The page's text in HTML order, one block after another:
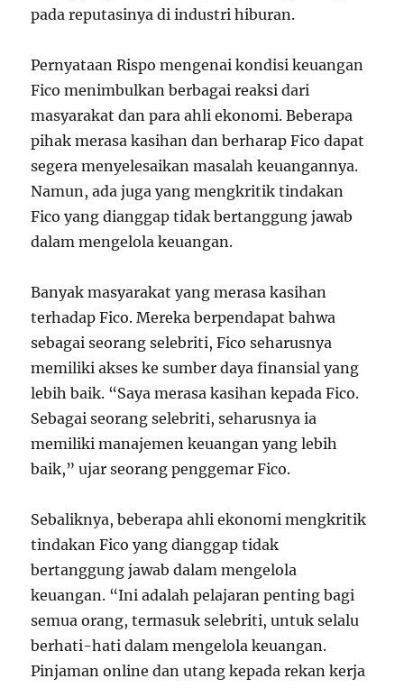
pada reputasinya di industri hiburan.
Pernyataan Rispo mengenai kondisi keuangan
Fico menimbulkan berbagai reaksi dari
masyarakat dan para ahli ekonomi. Beberapa
pihak merasa kasihan dan berharap Fico dapat
segera menyelesaikan masalah keuangannya.
Namun, ada juga yang mengkritik tindakan
Fico yang dianggap tidak bertanggung jawab
dalam mengelola keuangan.
Banyak masyarakat yang merasa kasihan
terhadap Fico. Mereka berpendapat bahwa
sebagai seorang selebriti, Fico seharusnya
memiliki akses ke sumber daya finansial yang
lebih baik. “Saya merasa kasihan kepada Fico.
Sebagai seorang selebriti, seharusnya ia
memiliki manajemen keuangan yang lebih
baik,” ujar seorang penggemar Fico.
Sebaliknya, beberapa ahli ekonomi mengkritik
tindakan Fico yang dianggap tidak
bertanggung jawab dalam mengelola
keuangan. “Ini adalah pelajaran penting bagi
semua orang, termasuk selebriti, untuk selalu
berhati-hati dalam mengelola keuangan.
Pinjaman online dan utang kepada rekan kerja